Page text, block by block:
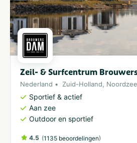
Zeil- & Surfcentrum
Nederland Zuid-Holland, Noordzee
Sportief & actief
Aan zee
Outdoor en sportief
4.5 (1135 beoordelingen)